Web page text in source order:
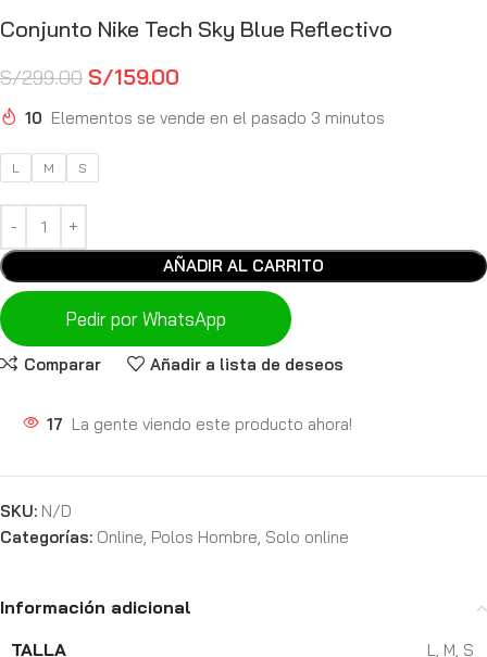
Conjunto Nike Tech Sky Blue Reflectivo
S/299.00 S/159.00
10 Elementos se vende en el pasado 3 minutos
L M S
AÑADIR AL CARRITO
Pedir por WhatsApp
Comparar Añadir a lista de deseos
17 La gente viendo este producto ahora!
SKU: N/D
Categorías: Online, Polos Hombre, Solo online
Información adicional
TALLA
L, M, S